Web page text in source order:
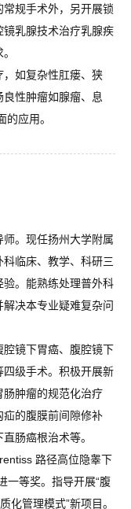
规手术外，另开展锁
乳腺技术治疗乳腺疾
如复杂性肛瘘、狭
性肿瘤如腺瘤、息
应用。
。现任扬州大学附属
临床、教学、科研三
。能熟练处理普外科
决本专业疑难复杂问
镜下胃癌、腹腔镜下
级手术。积极开展新
肿瘤的规范化治疗
疝的腹膜前间隙修补
肠癌根治术等。
路径高位隐睾下
一等奖。指导开展“腹
化管理模式”新项目。